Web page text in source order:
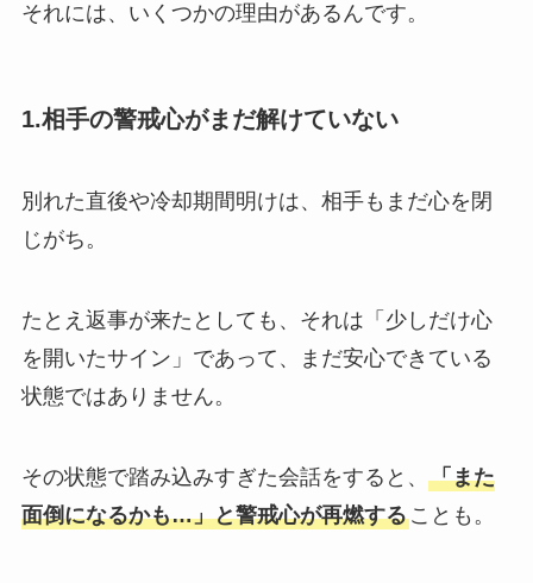
それには、いくつかの理由があるんです。
1.相手の警戒心がまだ解けていない
別れた直後や冷却期間明けは、相手もまだ心を閉
じがち。
たとえ返事が来たとしても、それは「少しだけ心
を開いたサイン」であって、まだ安心できている
状態ではありません。
その状態で踏み込みすぎた会話をすると、 「また
面倒になるかも…」と警戒心が再燃することも。